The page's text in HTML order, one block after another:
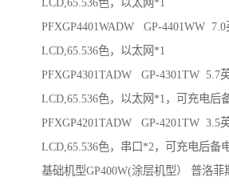
LCD,65.536色，以太网*1
PFXGP4401WADW GP-4401WW
LCD,65.536色，以太网*1
PFXGP4301TADW GP-4301TW 5.7
LCD,65.536色，以太网*1，可充电后
PFXGP4201TADW GP-4201TW 3.5
LCD,65.536色，串口*2，可充电后备
基础机型GP400W(涂层机型） 普洛菲